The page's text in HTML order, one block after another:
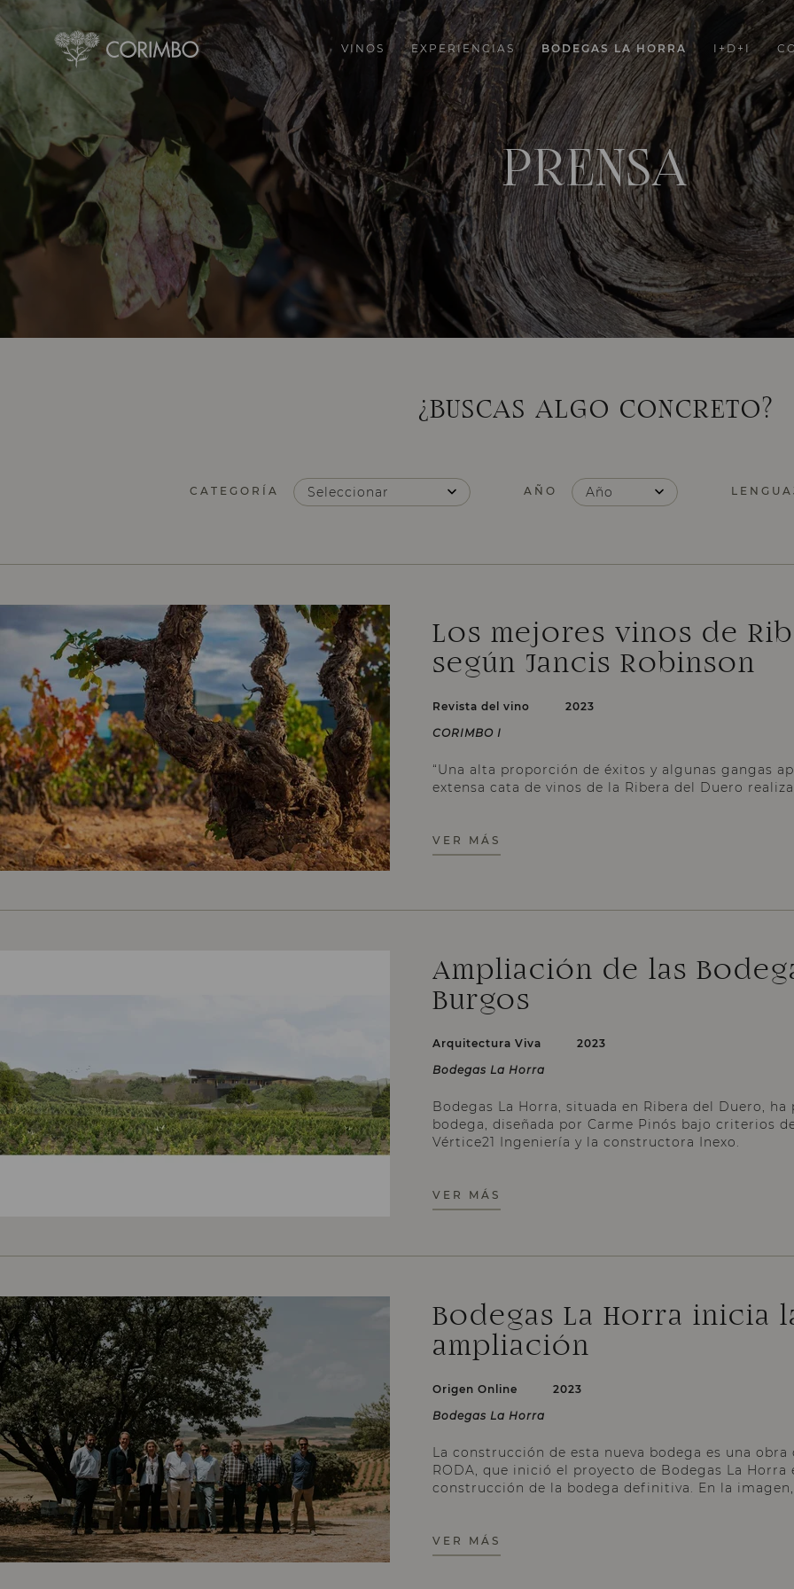
VINOS EXPERIENCIAS BODEGAS LA HORRA I+D+I
PRENSA
¿BUSCAS ALGO CONCRETO?
CATEGORÍA Seleccionar AÑO Año
Los mejores vinos de
según Jancis Robinson
Revista del vino
2023
CORIMBO I
“Una alta proporción de éxitos y algunas gangas
extensa cata de vinos de la Ribera del Duero
VER MÁS
Ampliación de las
Burgos
Arquitectura Viva
2023
Bodegas La Horra
Bodegas La Horra, situada en Ribera del Duero,
bodega, diseñada por Carme Pinós bajo criterios
Vértice21 Ingeniería y la constructora Inexo.
VER MÁS
Bodegas La Horra inicia
ampliación
Origen Online
2023
Bodegas La Horra
La construcción de esta nueva bodega es una
RODA, que inició el proyecto de Bodegas La
construcción de la bodega definitiva. En la
VER MÁS